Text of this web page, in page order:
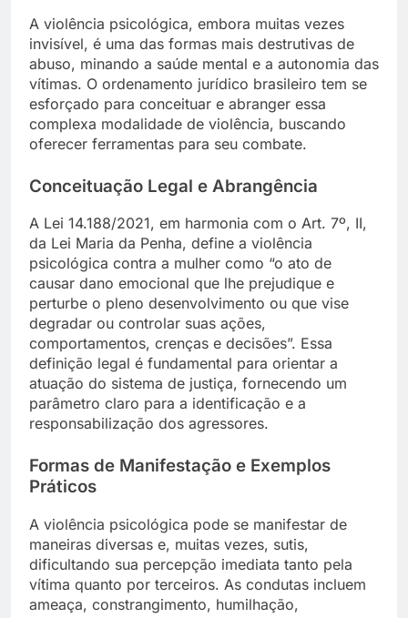
A violência psicológica, embora muitas vezes
invisível, é uma das formas mais destrutivas de
abuso, minando a saúde mental e a autonomia das
vítimas. O ordenamento jurídico brasileiro tem se
esforçado para conceituar e abranger essa
complexa modalidade de violência, buscando
oferecer ferramentas para seu combate.
Conceituação Legal e Abrangência
A Lei 14.188/2021, em harmonia com o Art. 7º, II,
da Lei Maria da Penha, define a violência
psicológica contra a mulher como “o ato de
causar dano emocional que lhe prejudique e
perturbe o pleno desenvolvimento ou que vise
degradar ou controlar suas ações,
comportamentos, crenças e decisões”. Essa
definição legal é fundamental para orientar a
atuação do sistema de justiça, fornecendo um
parâmetro claro para a identificação e a
responsabilização dos agressores.
Formas de Manifestação e Exemplos
Práticos
A violência psicológica pode se manifestar de
maneiras diversas e, muitas vezes, sutis,
dificultando sua percepção imediata tanto pela
vítima quanto por terceiros. As condutas incluem
ameaça, constrangimento, humilhação,